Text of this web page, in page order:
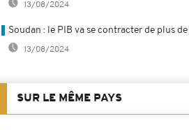
13/08/2024
Soudan : le PIB va se contracter de plus de
13/08/2024
SUR LE MÊME PAYS